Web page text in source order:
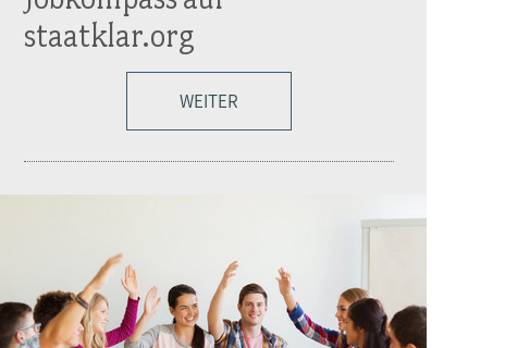
staatklar.org
WEITER